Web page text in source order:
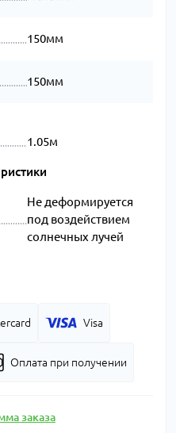
150мм
150мм
1.05м
Не деформируется
под воздействием
солнечных лучей
Visa
Оплата при получении
заказа